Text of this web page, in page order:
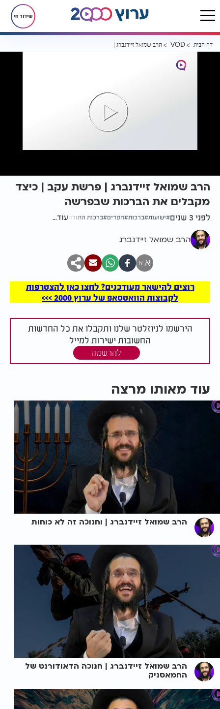
שידור חי
דף הבית VOD הרב שמואל זיידנברג | פרשת עקב | כיצד מקבלים את הברכות שבפרשה
הרב שמואל זיידנברג | פרשת עקב | כיצד
מקבלים את הברכות שבפרשה
לפני 3 שנים ישועות ברכות חסדים ברכות התורה עוד...
הרב שמואל זיידנברג
א א
רוצים להישאר מעודכנים? לחצו כאן להצטרפות
לקבוצות הוואטסאפ של ערוץ 2000 >>>
הירשמו לניוזלטר שלנו ותקבלו את כל החדשות
החשובות ישירות למייל
להרשמה
עוד מאותו מרצה
הרב שמואל זיידנברג | וחנוכה זה לא כוחות
הרב שמואל זיידנברג | חנוכה הדאודורנט של
החמאסניק